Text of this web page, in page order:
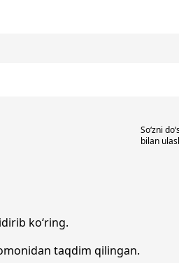
So‘zni
bilan
ko‘ring.
taqdim qilingan.